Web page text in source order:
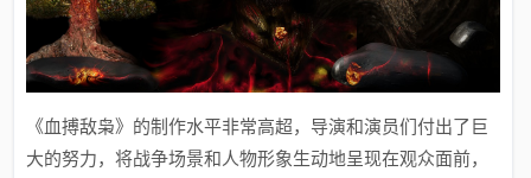
《血搏敌枭》的制作水平非常高超，导演和演员们付出了巨
大的努力，将战争场景和人物形象生动地呈现在观众面前，